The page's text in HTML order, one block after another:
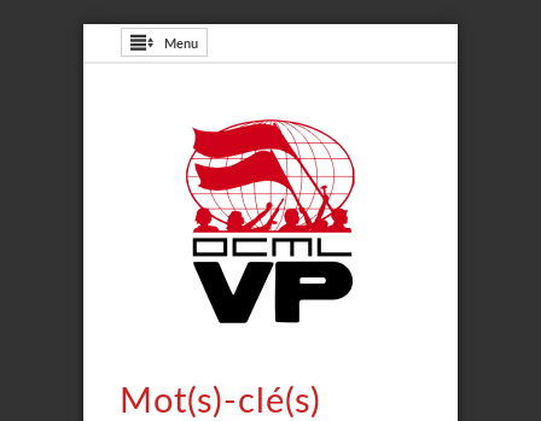
Menu
Mot(s)-clé(s)